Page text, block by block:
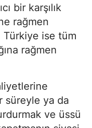
bir karşılık
rağmen
ise tüm
rağmen
süreyle ya da
ve üssü